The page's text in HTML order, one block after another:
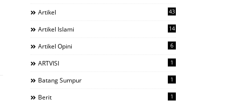
Artikel 43
Artikel Islami 14
Artikel Opini 6
ARTVISI 1
Batang Sumpur 1
Berit 1